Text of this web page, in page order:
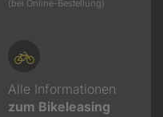
(bei Online-Bestellung)
Alle Informationen
zum Bikeleasing